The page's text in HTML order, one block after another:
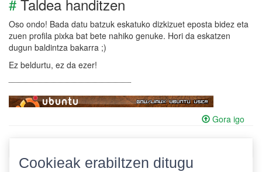
# Taldea handitzen
Oso ondo! Bada datu batzuk eskatuko dizkizuet eposta bidez eta
zuen profila pixka bat bete nahiko genuke. Hori da eskatzen
dugun baldintza bakarra ;)
Ez beldurtu, ez da ezer!
Gora igo
Cookieak erabiltzen ditugu